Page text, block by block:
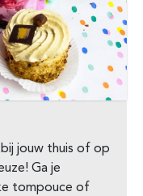
jouw thuis of op
Ga je
tompouce of